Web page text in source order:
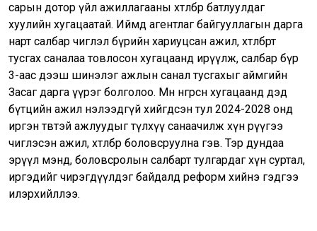
сарын дотор үйл ажиллагааны хөтөлбөр батлуулдаг
хуулийн хугацаатай. Иймд агентлаг байгууллагын дарга
нарт салбар чиглэл бүрийн хариуцсан ажил, хөтөлбөрт
тусгах саналаа товлосон хугацаанд ирүүлж, салбар бүр
3-аас дээш шинэлэг ажлын санал тусгахыг аймгийн
Засаг дарга үүрэг болголоо. Мөн өнгөрсөн хугацаанд дэд
бүтцийн ажил нэлээдгүй хийгдсэн тул 2024-2028 онд
иргэн төвтэй ажлуудыг түлхүү санаачилж хүн рүүгээ
чиглэсэн ажил, хөтөлбөр боловсруулна гэв. Тэр дундаа
эрүүл мэнд, боловсролын салбарт тулгардаг хүн суртал,
иргэдийг чирэгдүүлдэг байдалд реформ хийнэ гэдгээ
илэрхийллээ.